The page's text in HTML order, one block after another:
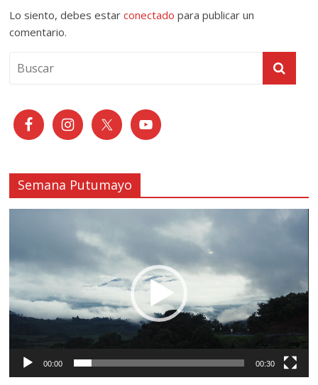
Lo siento, debes estarconectado para publicar un
comentario.
Semana Putumayo
00:00 00:30